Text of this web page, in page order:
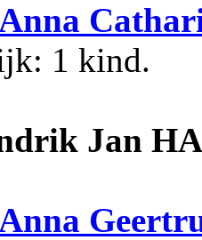
1 kind.
Jan